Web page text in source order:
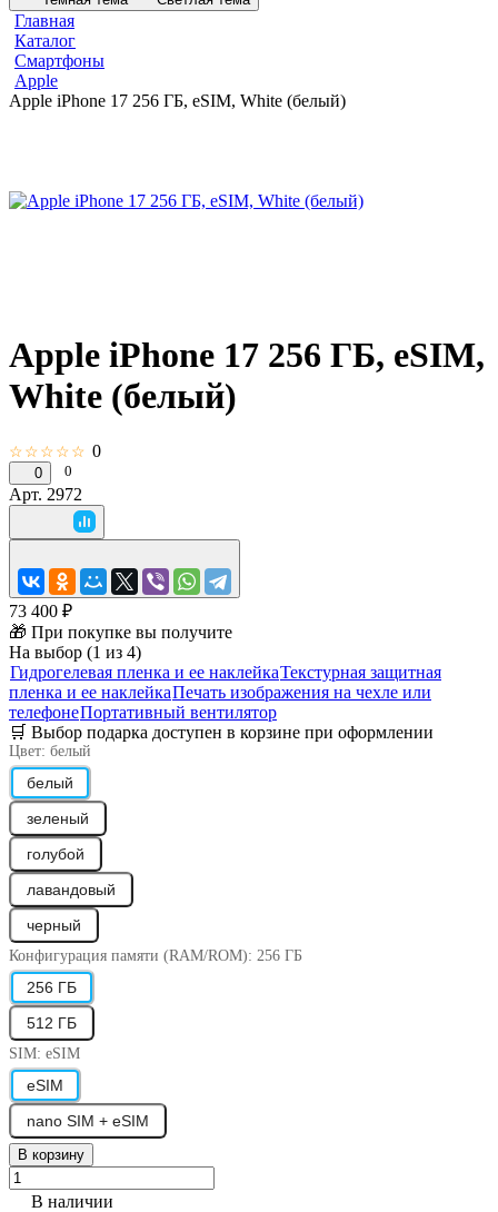
Главная
Каталог
Смартфоны
Apple
Apple iPhone 17 256 ГБ, eSIM, White (белый)
Apple iPhone 17 256 ГБ, eSIM,
White (белый)
☆☆☆☆☆ 0
0 0
Арт. 2972
73 400 ₽
🎁 При покупке вы получите
На выбор (1 из 4)
Гидрогелевая пленка и ее наклейкаТекстурная защитная
пленка и ее наклейкаПечать изображения на чехле или
телефонеПортативный вентилятор
🛒 Выбор подарка доступен в корзине при оформлении
Цвет: белый
белый
зеленый
голубой
лавандовый
черный
Конфигурация памяти (RAM/ROM): 256 ГБ
256 ГБ
512 ГБ
SIM: eSIM
eSIM
nano SIM + eSIM
В корзину
В наличии